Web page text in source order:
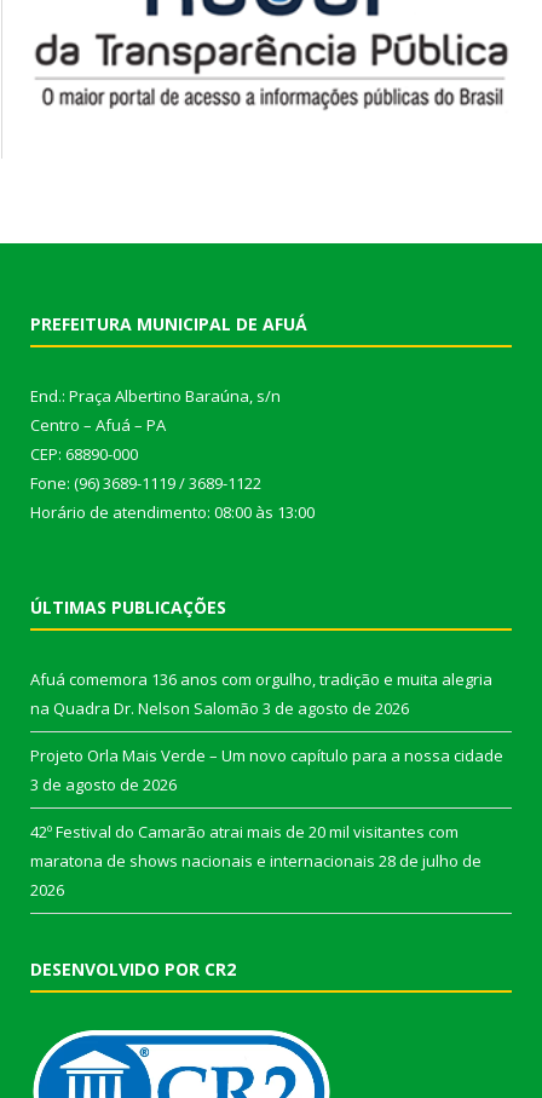
PREFEITURA MUNICIPAL DE AFUÁ
End.: Praça Albertino Baraúna, s/n
Centro – Afuá – PA
CEP: 68890-000
Fone: (96) 3689-1119 / 3689-1122
Horário de atendimento: 08:00 às 13:00
ÚLTIMAS PUBLICAÇÕES
Afuá comemora 136 anos com orgulho, tradição e muita alegria
na Quadra Dr. Nelson Salomão 3 de agosto de 2026
Projeto Orla Mais Verde – Um novo capítulo para a nossa cidade
3 de agosto de 2026
42º Festival do Camarão atrai mais de 20 mil visitantes com
maratona de shows nacionais e internacionais 28 de julho de
2026
DESENVOLVIDO POR CR2